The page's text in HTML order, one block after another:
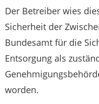
Der Betreiber wies
Sicherheit der
Bundesamt für die
Entsorgung als
worden.